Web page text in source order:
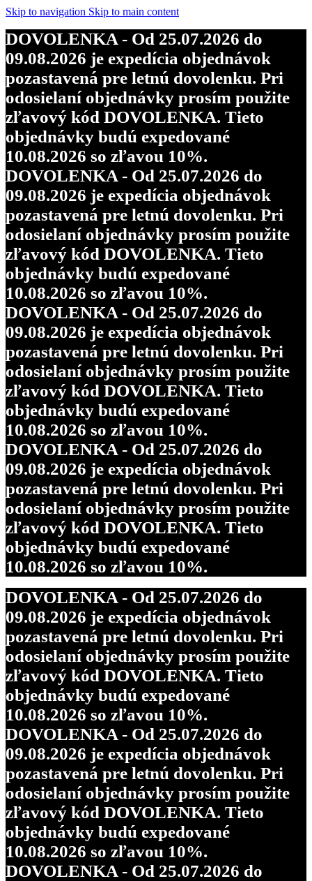
Skip to navigation Skip to main content
DOVOLENKA - Od 25.07.2026 do
09.08.2026 je expedícia objednávok
pozastavená pre letnú dovolenku. Pri
odosielaní objednávky prosím použite
zľavový kód DOVOLENKA. Tieto
objednávky budú expedované
10.08.2026 so zľavou 10%.
DOVOLENKA - Od 25.07.2026 do
09.08.2026 je expedícia objednávok
pozastavená pre letnú dovolenku. Pri
odosielaní objednávky prosím použite
zľavový kód DOVOLENKA. Tieto
objednávky budú expedované
10.08.2026 so zľavou 10%.
DOVOLENKA - Od 25.07.2026 do
09.08.2026 je expedícia objednávok
pozastavená pre letnú dovolenku. Pri
odosielaní objednávky prosím použite
zľavový kód DOVOLENKA. Tieto
objednávky budú expedované
10.08.2026 so zľavou 10%.
DOVOLENKA - Od 25.07.2026 do
09.08.2026 je expedícia objednávok
pozastavená pre letnú dovolenku. Pri
odosielaní objednávky prosím použite
zľavový kód DOVOLENKA. Tieto
objednávky budú expedované
10.08.2026 so zľavou 10%.
DOVOLENKA - Od 25.07.2026 do
09.08.2026 je expedícia objednávok
pozastavená pre letnú dovolenku. Pri
odosielaní objednávky prosím použite
zľavový kód DOVOLENKA. Tieto
objednávky budú expedované
10.08.2026 so zľavou 10%.
DOVOLENKA - Od 25.07.2026 do
09.08.2026 je expedícia objednávok
pozastavená pre letnú dovolenku. Pri
odosielaní objednávky prosím použite
zľavový kód DOVOLENKA. Tieto
objednávky budú expedované
10.08.2026 so zľavou 10%.
DOVOLENKA - Od 25.07.2026 do